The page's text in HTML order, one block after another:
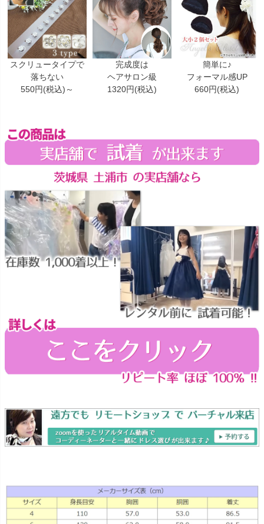
スクリュータイプで
落ちない
550円(税込)～
完成度は
ヘアサロン級
1320円(税込)
簡単に♪
フォーマル感UP
660円(税込)